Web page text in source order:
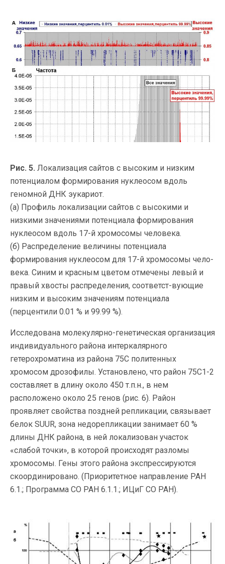
Рис. 5. Локализация сайтов с высоким и низким
потенциалом формирования нуклеосом вдоль
геномной ДНК эукариот.
(а) Профиль локализации сайтов с высокими и
низкими значениями потенциала формирования
нуклеосом вдоль 17-й хромосомы человека.
(б) Распределение величины потенциала
формирования нуклеосом для 17-й хромосомы чело-
века. Синим и красным цветом отмечены левый и
правый хвосты распределения, соответст-вующие
низким и высоким значениям потенциала
(перцентили 0.01 % и 99.99 %).
Исследована молекулярно-генетическая организация
индивидуального района интеркалярного
гетерохроматина из района 75С политенных
хромосом дрозофилы. Установлено, что район 75С1-2
составляет в длину около 450 т.п.н., в нем
расположено около 25 генов (рис. 6). Район
проявляет свойства поздней репликации, связывает
белок SUUR, зона недорепликации занимает 60 %
длины ДНК района, в ней локализован участок
«слабой точки», в которой происходят разломы
хромосомы. Гены этого района экспрессируются
скоординировано. (Приоритетное направление РАН
6.1.; Программа СО РАН 6.1.1.; ИЦиГ СО РАН).